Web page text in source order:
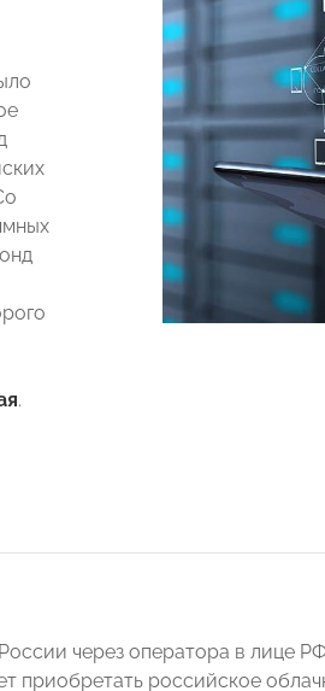
.
через оператора в лице
приобретать российское